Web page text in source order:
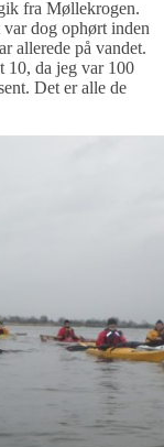
fra Møllekrogen.
dog ophørt inden
allerede på vandet.
10, da jeg var 100
Det er alle de